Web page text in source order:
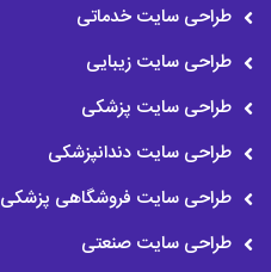
طراحی سایت خدماتی
طراحی سایت زیبایی
طراحی سایت پزشکی
طراحی سایت دندانپزشکی
طراحی سایت فروشگاهی پزشکی
طراحی سایت صنعتی